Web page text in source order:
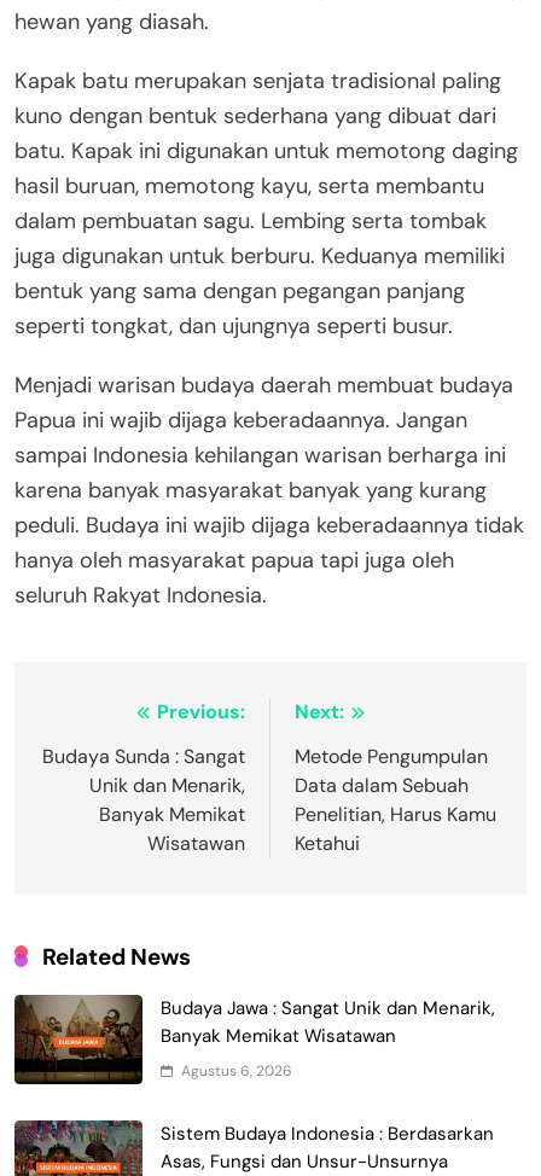
hewan yang diasah.
Kapak batu merupakan senjata tradisional paling
kuno dengan bentuk sederhana yang dibuat dari
batu. Kapak ini digunakan untuk memotong daging
hasil buruan, memotong kayu, serta membantu
dalam pembuatan sagu. Lembing serta tombak
juga digunakan untuk berburu. Keduanya memiliki
bentuk yang sama dengan pegangan panjang
seperti tongkat, dan ujungnya seperti busur.
Menjadi warisan budaya daerah membuat budaya
Papua ini wajib dijaga keberadaannya. Jangan
sampai Indonesia kehilangan warisan berharga ini
karena banyak masyarakat banyak yang kurang
peduli. Budaya ini wajib dijaga keberadaannya tidak
hanya oleh masyarakat papua tapi juga oleh
seluruh Rakyat Indonesia.
Navigasi
pos
Previous:
Budaya Sunda : Sangat
Unik dan Menarik,
Banyak Memikat
Wisatawan
Next:
Metode Pengumpulan
Data dalam Sebuah
Penelitian, Harus Kamu
Ketahui
Related News
Budaya Jawa : Sangat Unik dan Menarik,
Banyak Memikat Wisatawan
Agustus 6, 2026
Sistem Budaya Indonesia : Berdasarkan
Asas, Fungsi dan Unsur-Unsurnya